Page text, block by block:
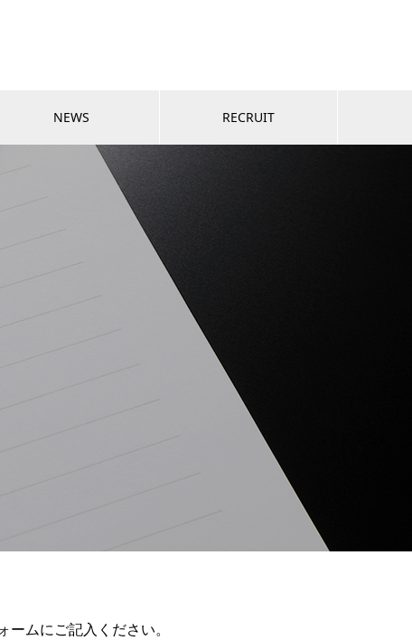
NEWS RECRUIT
ムにご記入ください。